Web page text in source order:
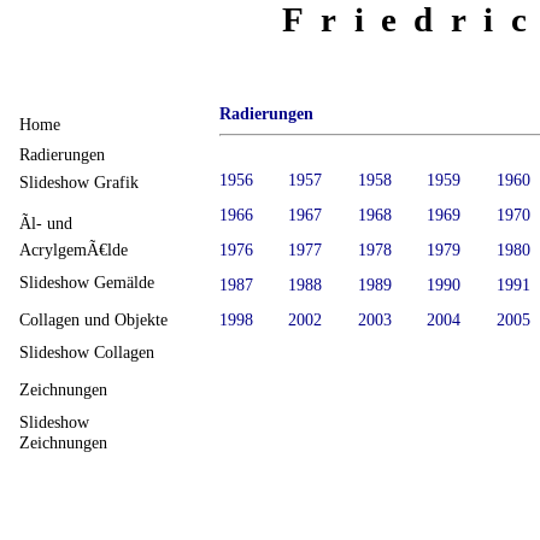
Radierungen
1956 1957 1958 1959
1960
1966
1967 1968 1969
1970
1976
1977 1978 1979
1980
1987
1988 1989 1990
1991
1998
2002 2003 2004 2005
Home
Radierungen
Slideshow Grafik
Ãl- und
AcrylgemÃ€lde
Slideshow Gemälde
Collagen und Objekte
Slideshow Collagen
Zeichnungen
Slideshow
Zeichnungen